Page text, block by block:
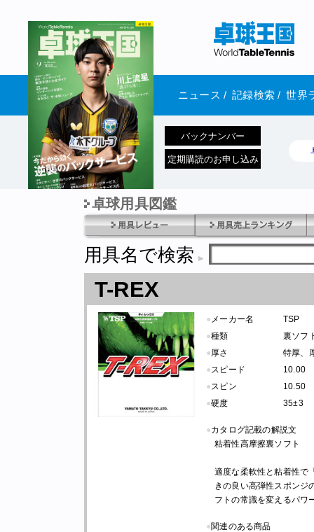
ニュース / 記録検索 / 世界
1970年1月01日 発売
バックナンバー
定期購読のお申し込み
卓球用具図鑑
用具名で検索
T-REX
● メーカー名
TSP
●種類
裏ソフ
●厚さ
特厚、
●スピード
10.00
●スピン
10.50
●硬度 35±3
●カタログ記載の解説文
粘着性高摩擦裏ソフト
適度な柔軟性と粘着性で
きの良い高弾性スポンジ
フトの常識を変えるパワ
●関連のある商品